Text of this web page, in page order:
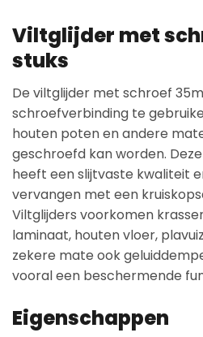
Viltglijder met
stuks
De viltglijder met schroef
schroefverbinding te
houten poten en andere
geschroefd kan worden.
heeft een slijtvaste kwaliteit
vervangen met een
Viltglijders voorkomen
laminaat, houten vloer,
zekere mate ook
vooral een beschermende
Eigenschappen